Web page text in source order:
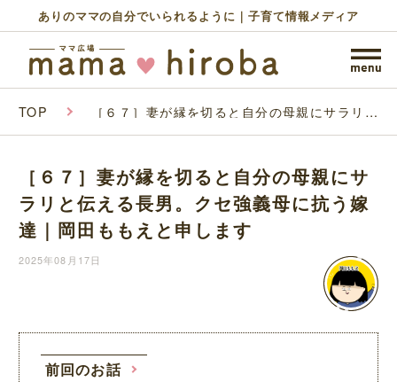
ありのママの自分でいられるように｜子育て情報メディア
TOP ［６７］妻が縁を切ると自分の母親にサラリと
えと申します
［６７］妻が縁を切ると自分の母親にサ
ラリと伝える長男。クセ強義母に抗う嫁
達｜岡田ももえと申します
2025年08月17日
前回のお話